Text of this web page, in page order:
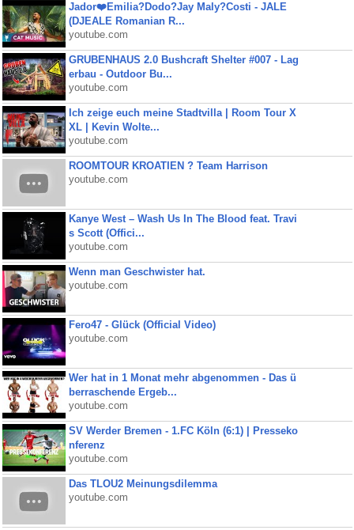
Jador❤️Emilia?Dodo?Jay Maly?Costi - JALE
(DJEALE Romanian R...
youtube.com
GRUBENHAUS 2.0 Bushcraft Shelter #007 - Lag
erbau - Outdoor Bu...
youtube.com
Ich zeige euch meine Stadtvilla | Room Tour X
XL | Kevin Wolte...
youtube.com
ROOMTOUR KROATIEN ? Team Harrison
youtube.com
Kanye West – Wash Us In The Blood feat. Travi
s Scott (Offici...
youtube.com
Wenn man Geschwister hat.
youtube.com
Fero47 - Glück (Official Video)
youtube.com
Wer hat in 1 Monat mehr abgenommen - Das ü
berraschende Ergeb...
youtube.com
SV Werder Bremen - 1.FC Köln (6:1) | Presseko
nferenz
youtube.com
Das TLOU2 Meinungsdilemma
youtube.com